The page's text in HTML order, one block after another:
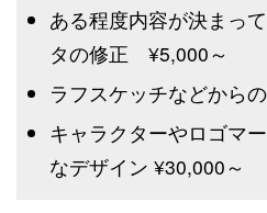
ある程度内容が決まっ
タの修正 ¥5,000～
ラフスケッチなどから
キャラクターやロゴマ
なデザイン ¥30,000～